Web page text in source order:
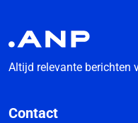
Altijd relevante berichten
Contact